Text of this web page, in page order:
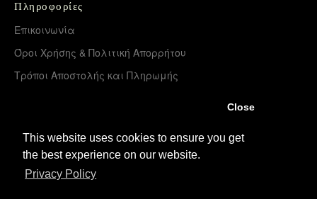
This website uses cookies to ensure you get
the best experience on our website.
Privacy Policy
Close
Πληροφορίες
Επικοινωνία
Όροι Χρήσης & Πολιτική Απορρήτου
Τρόποι Αποστολής και Πληρωμής
Λογαριασμός